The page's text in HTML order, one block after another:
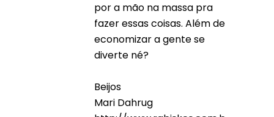
por a mão na massa pra
fazer essas coisas. Além de
economizar a gente se
diverte né?
Beijos
Mari Dahrug